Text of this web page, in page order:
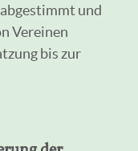
und
Vereinen
bis zur